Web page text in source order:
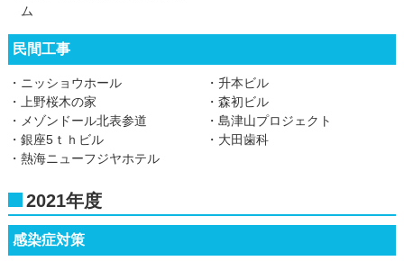
ム
民間工事
・ニッショウホール
・上野桜木の家
・メゾンドール北表参道
・銀座5ｔｈビル
・熱海ニューフジヤホテル
・升本ビル
・森初ビル
・島津山プロジェクト
・大田歯科
2021年度
感染症対策